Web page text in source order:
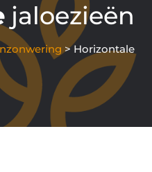
jaloezieën
>Horizontale